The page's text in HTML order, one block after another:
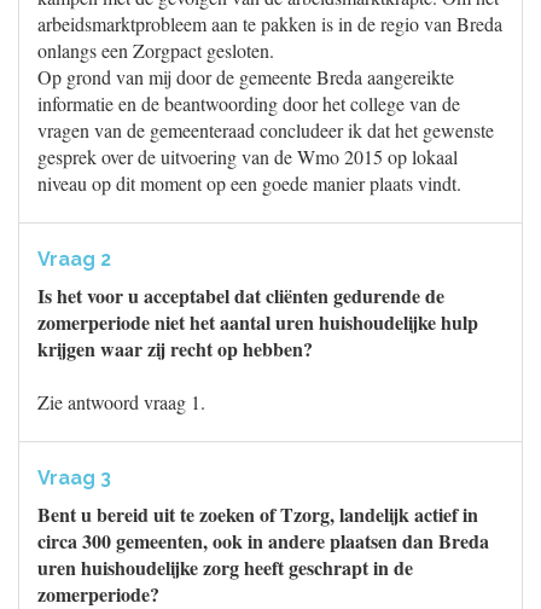
arbeidsmarktprobleem aan te pakken is in de regio van Breda
onlangs een Zorgpact gesloten.
Op grond van mij door de gemeente Breda aangereikte
informatie en de beantwoording door het college van de
vragen van de gemeenteraad concludeer ik dat het gewenste
gesprek over de uitvoering van de Wmo 2015 op lokaal
niveau op dit moment op een goede manier plaats vindt.
Vraag 2
Is het voor u acceptabel dat cliënten gedurende de
zomerperiode niet het aantal uren huishoudelijke hulp
krijgen waar zij recht op hebben?
Zie antwoord vraag 1.
Vraag 3
Bent u bereid uit te zoeken of Tzorg, landelijk actief in
circa 300 gemeenten, ook in andere plaatsen dan Breda
uren huishoudelijke zorg heeft geschrapt in de
zomerperiode?